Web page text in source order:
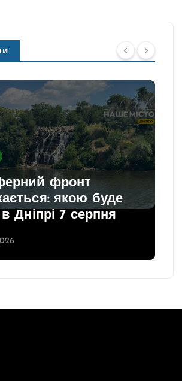
фронт
якою буде
Дніпрі 7 серпня